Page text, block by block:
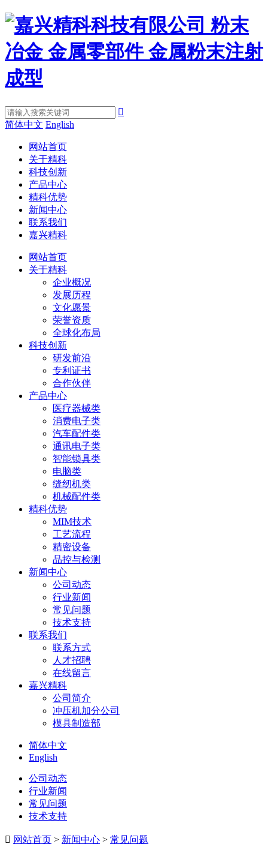

简体中文 English
网站首页
关于精科
科技创新
产品中心
精科优势
新闻中心
联系我们
嘉兴精科
网站首页
关于精科
企业概况
发展历程
文化愿景
荣誉资质
全球化布局
科技创新
研发前沿
专利证书
合作伙伴
产品中心
医疗器械类
消费电子类
汽车配件类
通讯电子类
智能锁具类
电脑类
缝纫机类
机械配件类
精科优势
MIM技术
工艺流程
精密设备
品控与检测
新闻中心
公司动态
行业新闻
常见问题
技术支持
联系我们
联系方式
人才招聘
在线留言
嘉兴精科
公司简介
冲压机加分公司
模具制造部
简体中文
English
公司动态
行业新闻
常见问题
技术支持
 网站首页 > 新闻中心 > 常见问题